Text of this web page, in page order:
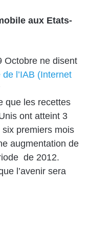
aux Etats-
Octobre ne disent
de l’IAB (Internet
que les recettes
ont atteint 3
premiers mois
augmentation de
de 2012.
l’avenir sera